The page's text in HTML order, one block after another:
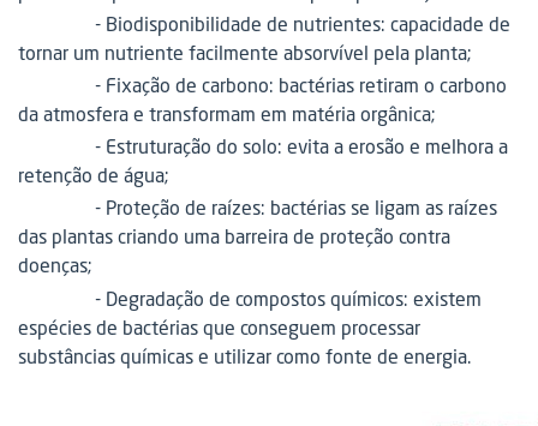
- Biodisponibilidade de nutrientes: capacidade de
tornar um nutriente facilmente absorvível pela planta;
- Fixação de carbono: bactérias retiram o carbono
da atmosfera e transformam em matéria orgânica;
- Estruturação do solo: evita a erosão e melhora a
retenção de água;
- Proteção de raízes: bactérias se ligam as raízes
das plantas criando uma barreira de proteção contra
doenças;
- Degradação de compostos químicos: existem
espécies de bactérias que conseguem processar
substâncias químicas e utilizar como fonte de energia.